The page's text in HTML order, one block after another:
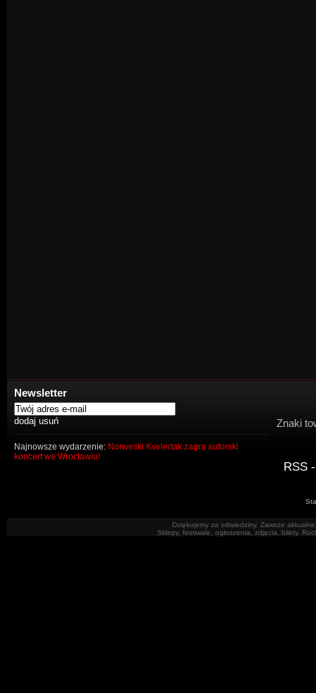
Newsletter
Najnowsze wydarzenie: Norweski Kvelertak zagra autorski
koncert we Wrocławiu!
Znaki
RSS
Dziękujemy za odwiedziny. Zawsze
Sklepy, festiwale, ogłoszenia, zdjęcia, bilety.